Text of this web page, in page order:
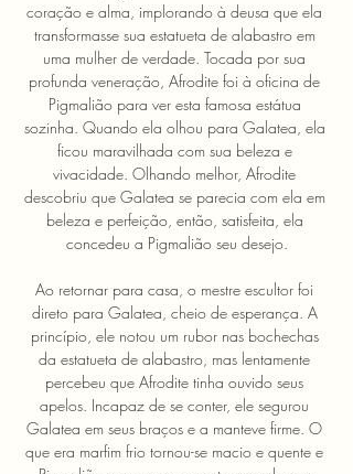
coração e alma, implorando à deusa que ela
transformasse sua estatueta de alabastro em
uma mulher de verdade. Tocada por sua
profunda veneração, Afrodite foi à oficina de
Pigmalião para ver esta famosa estátua
sozinha. Quando ela olhou para Galatea, ela
ficou maravilhada com sua beleza e
vivacidade. Olhando melhor, Afrodite
descobriu que Galatea se parecia com ela em
beleza e perfeição, então, satisfeita, ela
concedeu a Pigmalião seu desejo.
Ao retornar para casa, o mestre escultor foi
direto para Galatea, cheio de esperança. A
princípio, ele notou um rubor nas bochechas
da estatueta de alabastro, mas lentamente
percebeu que Afrodite tinha ouvido seus
apelos. Incapaz de se conter, ele segurou
Galatea em seus braços e a manteve firme. O
que era marfim frio tornou-se macio e quente e